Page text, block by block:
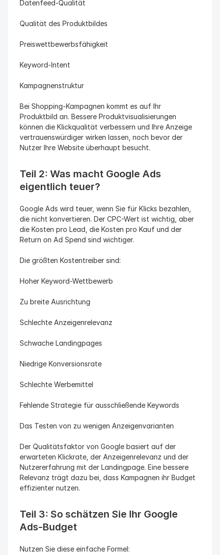
Datenfeed-Qualität
Qualität des Produktbildes
Preiswettbewerbsfähigkeit
Keyword-Intent
Kampagnenstruktur
Bei Shopping-Kampagnen kommt es auf Ihr
Produktbild an. Bessere Produktvisualisierungen
können die Klickqualität verbessern und Ihre Anzeige
vertrauenswürdiger wirken lassen, noch bevor der
Nutzer Ihre Website überhaupt besucht.
Teil 2: Was macht Google Ads
eigentlich teuer?
Google Ads wird teuer, wenn Sie für Klicks bezahlen,
die nicht konvertieren. Der CPC-Wert ist wichtig, aber
die Kosten pro Lead, die Kosten pro Kauf und der
Return on Ad Spend sind wichtiger.
Die größten Kostentreiber sind:
Hoher Keyword-Wettbewerb
Zu breite Ausrichtung
Schlechte Anzeigenrelevanz
Schwache Landingpages
Niedrige Konversionsrate
Schlechte Werbemittel
Fehlende Strategie für ausschließende Keywords
Das Testen von zu wenigen Anzeigenvarianten
Der Qualitätsfaktor von Google basiert auf der
erwarteten Klickrate, der Anzeigenrelevanz und der
Nutzererfahrung mit der Landingpage. Eine bessere
Relevanz trägt dazu bei, dass Kampagnen ihr Budget
effizienter nutzen.
Teil 3: So schätzen Sie Ihr Google
Ads-Budget
Nutzen Sie diese einfache Formel: